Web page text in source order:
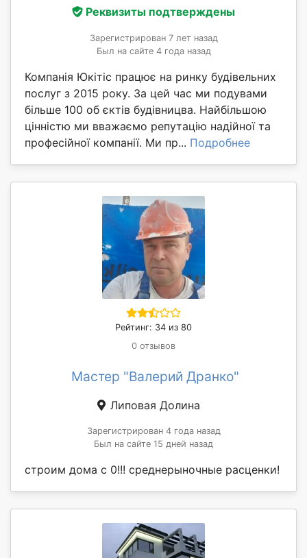
Реквизиты подтверждены
Зарегистрирован 7 лет назад
Был на сайте 4 года назад
Компанія Юкітіс працює на ринку будівельних
послуг з 2015 року. За цей час ми подувами
більше 100 об єктів будівницва. Найбільшою
цінністю ми вважаємо репутацію надійної та
професійної компанії. Ми пр... Подробнее
Рейтинг: 34 из 80
0 отзывов
Мастер "Валерий Дранко"
Липовая Долина
Зарегистрирован 4 года назад
Был на сайте 15 дней назад
строим дома с 0!!! среднерыночные расценки!